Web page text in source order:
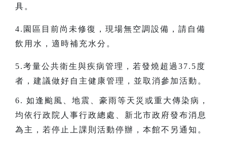
具。
4.園區目前尚未修復，現場無空調設備，請自備
飲用水，適時補充水分。
5.考量公共衛生與疾病管理，若發燒超過37.5度
者，建議做好自主健康管理，並取消參加活動。
6. 如逢颱風、地震、豪雨等天災或重大傳染病，
均依行政院人事行政總處、新北市政府發布消息
為主，若停止上課則活動停辦，本館不另通知。